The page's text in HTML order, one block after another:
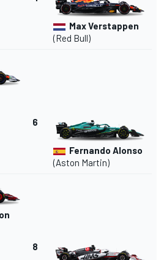
Max Verstappen
(Red Bull)
6
Fernando Alonso
(Aston Martin)
8